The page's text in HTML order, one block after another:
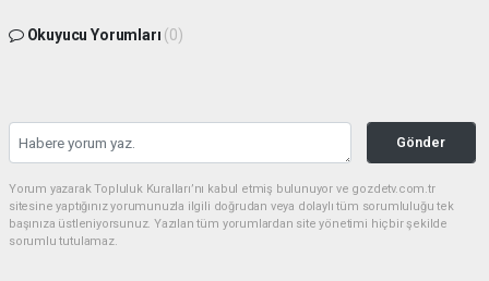
Okuyucu Yorumları (0)
Gönder
Yorum yazarak Topluluk Kuralları’nı kabul etmiş bulunuyor ve gozdetv.com.tr
sitesine yaptığınız yorumunuzla ilgili doğrudan veya dolaylı tüm sorumluluğu tek
başınıza üstleniyorsunuz. Yazılan tüm yorumlardan site yönetimi hiçbir şekilde
sorumlu tutulamaz.